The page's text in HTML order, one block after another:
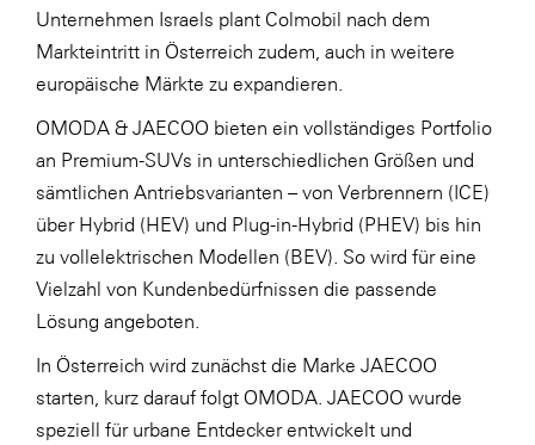
Unternehmen Israels plant Colmobil nach dem
Markteintritt in Österreich zudem, auch in weitere
europäische Märkte zu expandieren.
OMODA & JAECOO bieten ein vollständiges Portfolio
an Premium-SUVs in unterschiedlichen Größen und
sämtlichen Antriebsvarianten – von Verbrennern (ICE)
über Hybrid (HEV) und Plug-in-Hybrid (PHEV) bis hin
zu vollelektrischen Modellen (BEV). So wird für eine
Vielzahl von Kundenbedürfnissen die passende
Lösung angeboten.
In Österreich wird zunächst die Marke JAECOO
starten, kurz darauf folgt OMODA. JAECOO wurde
speziell für urbane Entdecker entwickelt und